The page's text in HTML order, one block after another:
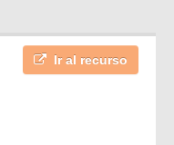
Ir al recurso